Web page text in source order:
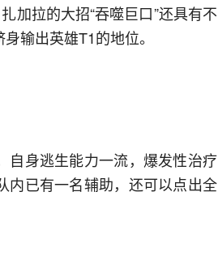
加拉的大招“吞噬巨口”还具有不
输出英雄T1的地位。
自身逃生能力一流，爆发性治疗
内已有一名辅助，还可以点出全